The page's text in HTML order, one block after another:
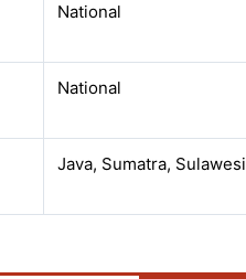
National
National
Java, Sumatra, Sulawesi